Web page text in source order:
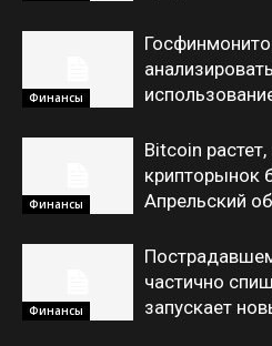
Финансы
Финансы
Bitcoin
крипторынок
Апрельский
Финансы
частично
запускает